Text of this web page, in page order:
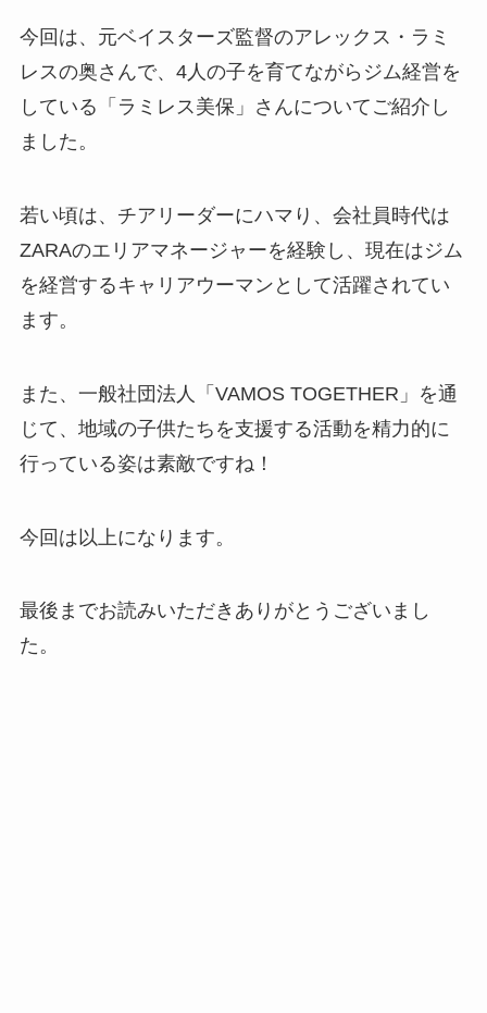
今回は、元ベイスターズ監督のアレックス・ラミ
レスの奥さんで、4人の子を育てながらジム経営を
している「ラミレス美保」さんについてご紹介し
ました。
若い頃は、チアリーダーにハマり、会社員時代は
ZARAのエリアマネージャーを経験し、現在はジム
を経営するキャリアウーマンとして活躍されてい
ます。
また、一般社団法人「VAMOS TOGETHER」を通
じて、地域の子供たちを支援する活動を精力的に
行っている姿は素敵ですね！
今回は以上になります。
最後までお読みいただきありがとうございまし
た。